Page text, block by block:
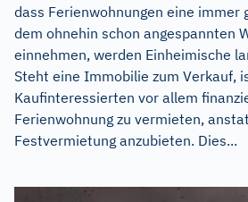
dass Ferienwohnungen eine immer
dem ohnehin schon angespannten
einnehmen, werden Einheimische
Steht eine Immobilie zum Verkauf,
Kaufinteressierten vor allem
Ferienwohnung zu vermieten,
Festvermietung anzubieten. Dies...